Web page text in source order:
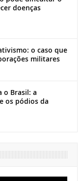
doenças
o caso que
militares
o Brasil: a
os pódios da